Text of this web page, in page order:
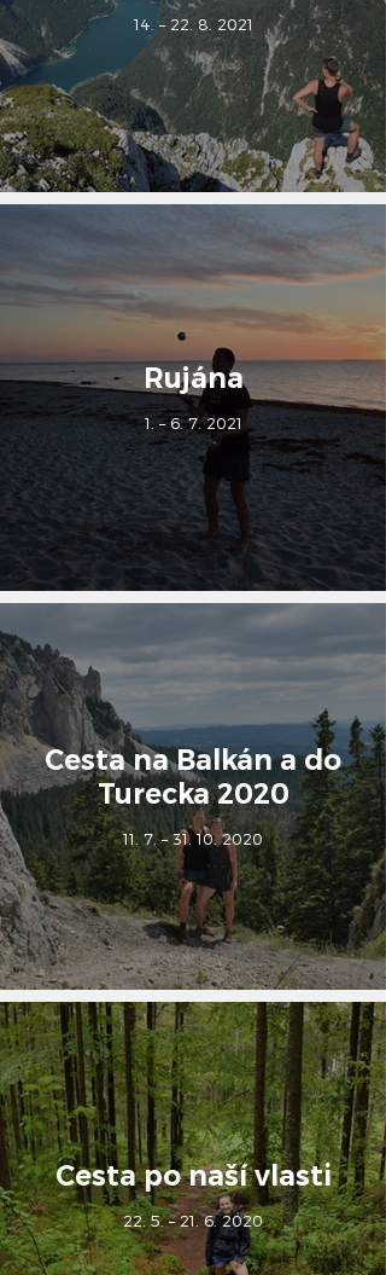
14. – 22. 8. 2021
Rujána
1. – 6. 7. 2021
Cesta na Balkán a do
Turecka 2020
11. 7. – 31. 10. 2020
Cesta po naší vlasti
22. 5. – 21. 6. 2020